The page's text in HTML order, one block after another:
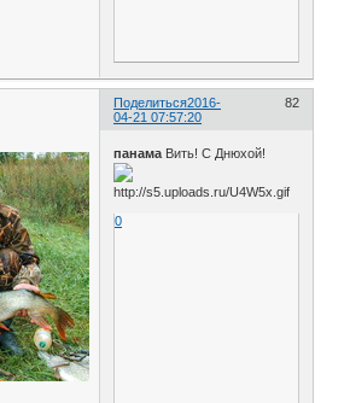
Поделиться 82
2016-
04-21 07:57:20
панама Вить! С Днюхой!
0